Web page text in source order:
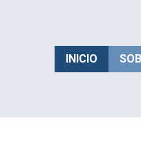
INICIO